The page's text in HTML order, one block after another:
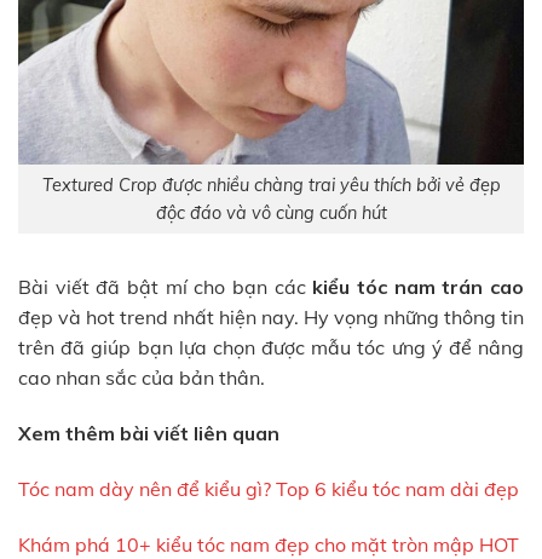
Textured Crop được nhiều chàng trai yêu thích bởi vẻ đẹp
độc đáo và vô cùng cuốn hút
Bài viết đã bật mí cho bạn các kiểu tóc nam trán cao
đẹp và hot trend nhất hiện nay. Hy vọng những thông tin
trên đã giúp bạn lựa chọn được mẫu tóc ưng ý để nâng
cao nhan sắc của bản thân.
Xem thêm bài viết liên quan
Tóc nam dày nên để kiểu gì? Top 6 kiểu tóc nam dài đẹp
Khám phá 10+ kiểu tóc nam đẹp cho mặt tròn mập HOT